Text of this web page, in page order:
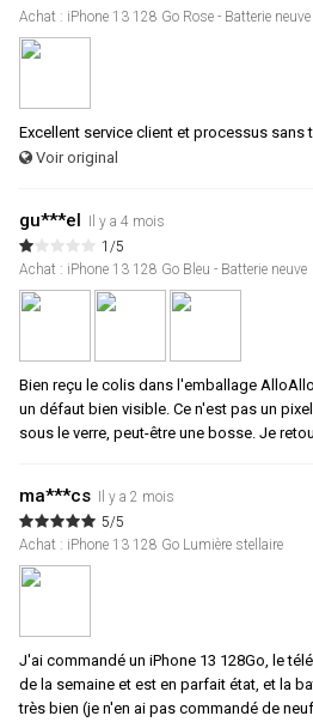
Achat : iPhone 13 128 Go Rose - Batterie neuve
Excellent service client et processus sans
Voir original
gu***el
Il y a 4 mois
1/5
Achat : iPhone 13 128 Go Bleu - Batterie neuve
Bien reçu le colis dans l'emballage
un défaut bien visible. Ce n'est pas un
sous le verre, peut-être une bosse. Je
ma***cs
Il y a 2 mois
5/5
Achat : iPhone 13 128 Go Lumière stellaire
J'ai commandé un iPhone 13 128Go, le
de la semaine et est en parfait état, et la
très bien (je n'en ai pas commandé de